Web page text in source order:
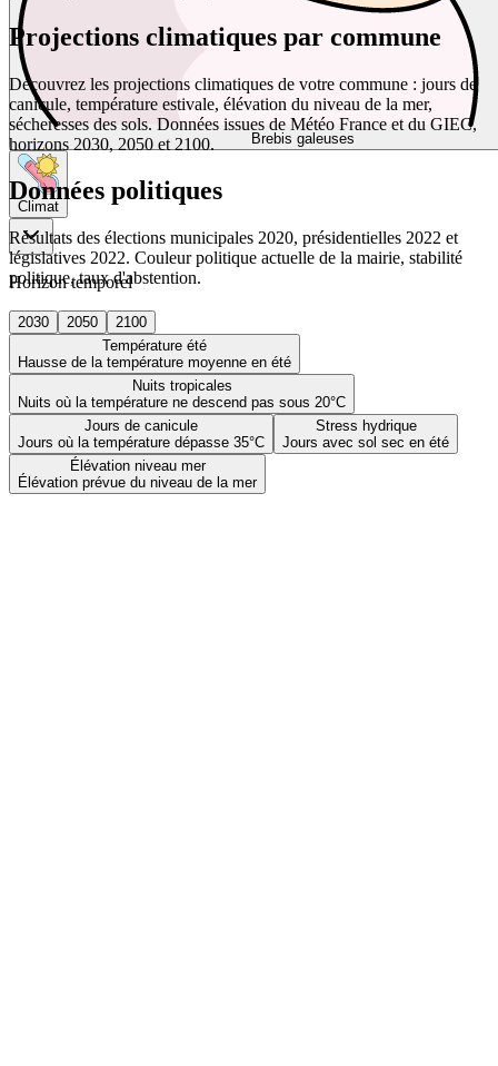
Brebis galeuses
Climat
Horizon temporel
2030 2050
2100
Température été
Hausse de la température moyenne en été
Nuits tropicales
Nuits où la température ne descend pas sous 20°C
Jours de canicule
Jours où la température dépasse 35°C
Stress hydrique
Jours avec sol sec en été
Élévation niveau mer
Élévation prévue du niveau de la mer
Projections climatiques par commune
Découvrez les projections climatiques de votre commune : jours de
canicule, température estivale, élévation du niveau de la mer,
sécheresses des sols. Données issues de Météo France et du GIEC,
horizons 2030, 2050 et 2100.
Données politiques
Résultats des élections municipales 2020, présidentielles 2022 et
législatives 2022. Couleur politique actuelle de la mairie, stabilité
politique, taux d'abstention.